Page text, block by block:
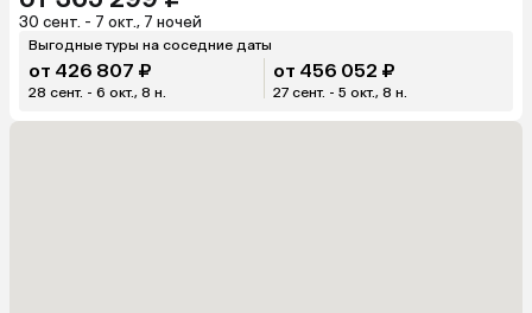
30 сент. - 7 окт., 7 ночей
Выгодные туры на соседние даты
от 426 807 ₽
28 сент. - 6 окт., 8 н.
от 456 052 ₽
27 сент. - 5 окт., 8 н.